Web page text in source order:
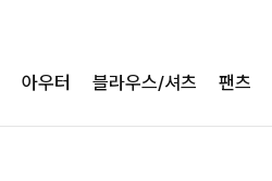
아우터 블라우스/셔츠 팬츠